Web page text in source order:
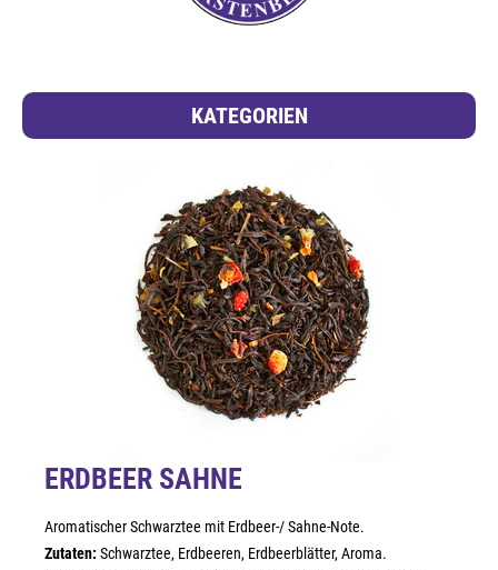
KATEGORIEN
ERDBEER SAHNE
Aromatischer Schwarztee mit Erdbeer-/ Sahne-Note.
Zutaten: Schwarztee, Erdbeeren, Erdbeerblätter, Aroma.